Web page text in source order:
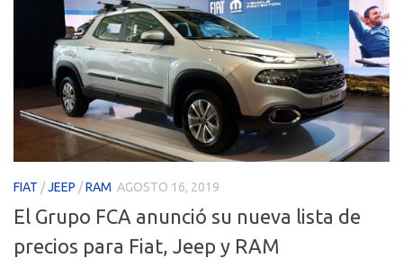
FIAT /JEEP /RAM AGOSTO 16, 2019
El Grupo FCA anunció su nueva lista de
precios para Fiat, Jeep y RAM